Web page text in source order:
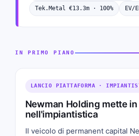
Tek.Metal €13.3m · 100% EV/
IN PRIMO PIANO
LANCIO PIATTAFORMA ·
Newman Holding mette
nell'impiantistica
Il veicolo di permanent capital